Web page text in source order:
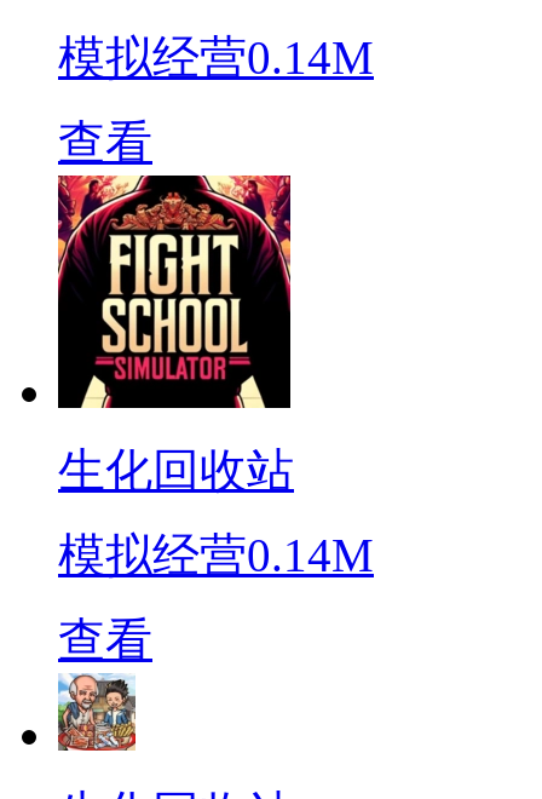
模拟经营0.14M
查看
生化回收站
模拟经营0.14M
查看